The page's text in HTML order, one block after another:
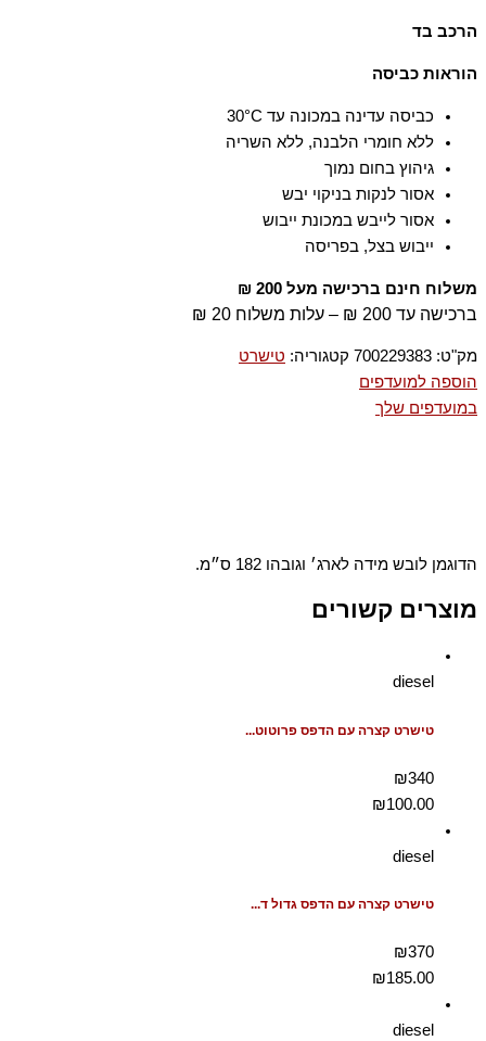
התומכות במגוון ביולוגי ובמערכות אקולוגיות בריאות.
הרכב בד
הוראות כביסה
כביסה עדינה במכונה עד ‎30°C
ללא חומרי הלבנה, ללא השריה
גיהוץ בחום נמוך
אסור לנקות בניקוי יבש
אסור לייבש במכונת ייבוש
ייבוש בצל, בפריסה
משלוח חינם ברכישה מעל 200 ₪
ברכישה עד 200 ₪ – עלות משלוח 20 ₪
מק"ט: 700229383 קטגוריה: טישרט
הוספה למועדפים
במועדפים שלך
הדוגמן לובש מידה לארג׳ וגובהו 182 ס״מ.
מוצרים קשורים
diesel
טישרט קצרה עם הדפס פרוטוט...
₪340
₪100.00
diesel
טישרט קצרה עם הדפס גדול ד...
₪370
₪185.00
diesel